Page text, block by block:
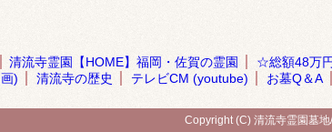
清流寺霊園【HOME】福岡・佐賀の霊園 ☆総額48万
画)
清流寺の歴史 テレビCM (youtube) お墓Q＆A
Copyright (C) 清流寺霊園墓